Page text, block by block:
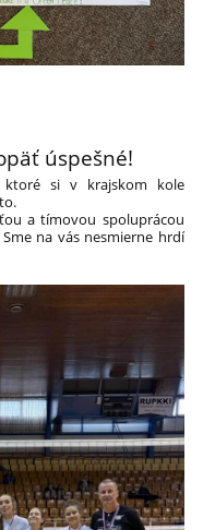
úspešné!
ktoré si v krajskom kole
a tímovou spoluprácou
na vás nesmierne hrdí